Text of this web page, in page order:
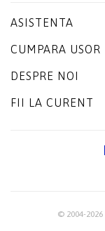
ASISTENTA
CUMPARA USOR
DESPRE NOI
FII LA CURENT
© 2004-2026